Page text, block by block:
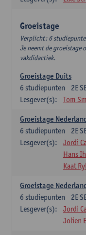
Groeistage
Verplicht: 6
Je neemt de groeistage
vakdidactiek.
Groeistage Duits
2E
6 studiepunten
Lesgever(s):
Tom
Groeistage
2E
6 studiepunten
Lesgever(s):
Jordi
Hans
Kaat
Groeistage
2E
6 studiepunten
Lesgever(s):
Jordi
Jolien